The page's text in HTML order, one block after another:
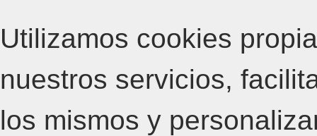
Utilizamos cookies
nuestros servicios,
los mismos y